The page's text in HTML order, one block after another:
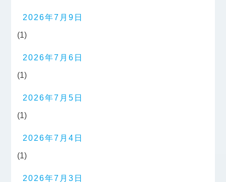
2026年7月9日
(1)
2026年7月6日
(1)
2026年7月5日
(1)
2026年7月4日
(1)
2026年7月3日